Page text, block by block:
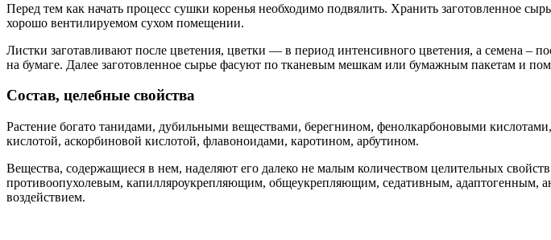
Перед тем как начать процесс сушки коренья необходимо подвялить. Хранить заготовленное
хорошо вентилируемом сухом помещении.
Листки заготавливают после цветения, цветки — в период интенсивного цветения, а семена –
на бумаге. Далее заготовленное сырье фасуют по тканевым мешкам или бумажным пакетам и
Состав, целебные свойства
Растение богато танидами, дубильными веществами, берегнином, фенолкарбоновыми
кислотой, аскорбиновой кислотой, флавоноидами, каротином, арбутином.
Вещества, содержащиеся в нем, наделяют его далеко не малым количеством целительных
противоопухолевым, капилляроукрепляющим, общеукрепляющим, седативным,
воздействием.